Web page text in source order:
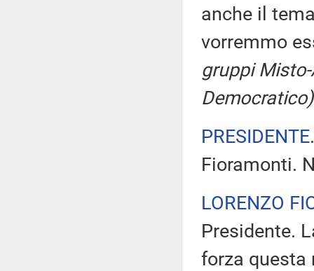
anche il
vorremmo
gruppi
Democratico)
PRESIDENTE
Fioramonti.
LORENZO
Presidente.
forza questa